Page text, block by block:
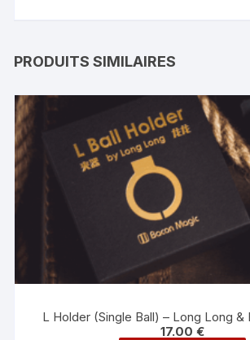
PRODUITS SIMILAIRES
L Holder (Single Ball) – Long Long &
17.00 €